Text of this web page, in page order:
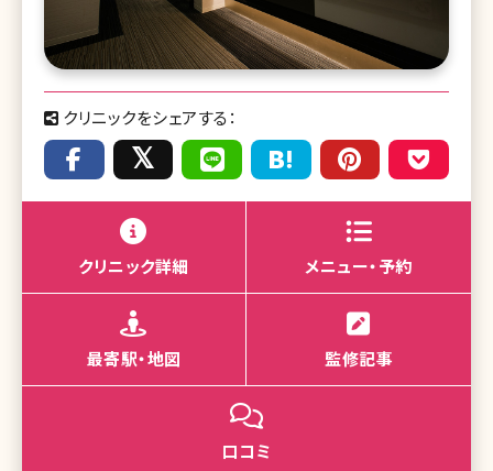
クリニックをシェアする：
クリニック詳細 メニュー・予約
最寄駅・地図 監修記事
口コミ